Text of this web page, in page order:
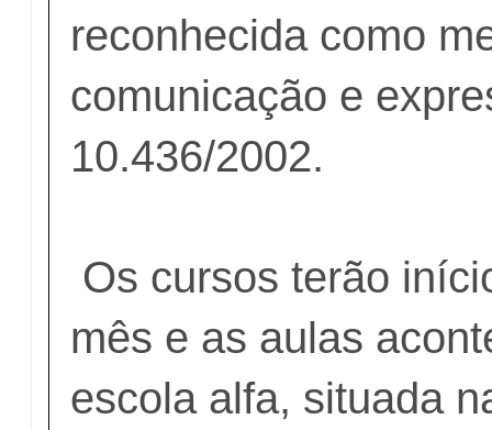
reconhecida como
comunicação e
10.436/2002.
Os cursos terão
mês e as aulas
escola alfa, situada